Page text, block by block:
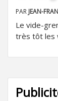
PAR JEAN-
Le vide-
très tôt les